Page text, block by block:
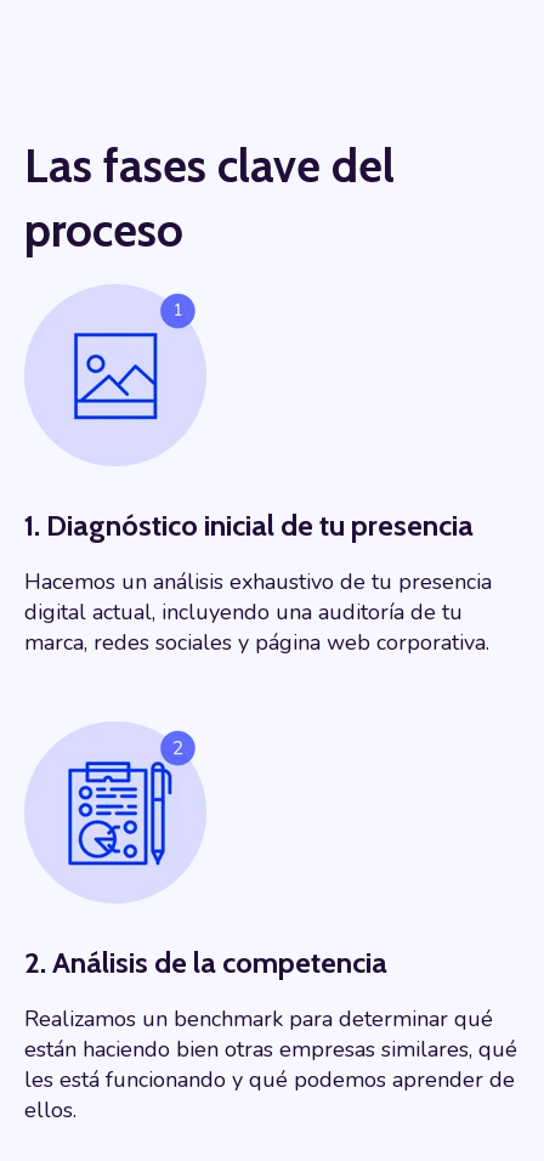
Las fases clave del
proceso
1. Diagnóstico inicial de tu presencia
Hacemos un análisis exhaustivo de tu presencia
digital actual, incluyendo una auditoría de tu
marca, redes sociales y página web corporativa.
2. Análisis de la competencia
Realizamos un benchmark para determinar qué
están haciendo bien otras empresas similares, qué
les está funcionando y qué podemos aprender de
ellos.